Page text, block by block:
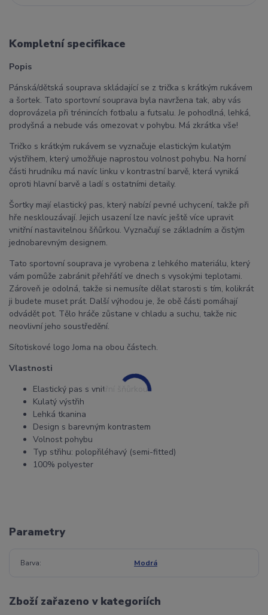
Kompletní specifikace
Popis
Pánská/dětská souprava skládající se z trička s krátkým rukávem
a šortek. Tato sportovní souprava byla navržena tak, aby vás
doprovázela při trénincích fotbalu a futsalu. Je pohodlná, lehká,
prodyšná a nebude vás omezovat v pohybu. Má zkrátka vše!
Tričko s krátkým rukávem se vyznačuje elastickým kulatým
výstřihem, který umožňuje naprostou volnost pohybu. Na horní
části hrudníku má navíc linku v kontrastní barvě, která vyniká
oproti hlavní barvě a ladí s ostatními detaily.
Šortky mají elastický pas, který nabízí pevné uchycení, takže při
hře nesklouzávají. Jejich usazení lze navíc ještě více upravit
vnitřní nastavitelnou šňůrkou. Vyznačují se základním a čistým
jednobarevným designem.
Tato sportovní souprava je vyrobena z lehkého materiálu, který
vám pomůže zabránit přehřátí ve dnech s vysokými teplotami.
Zároveň je odolná, takže si nemusíte dělat starosti s tím, kolikrát
ji budete muset prát. Další výhodou je, že obě části pomáhají
odvádět pot. Tělo hráče zůstane v chladu a suchu, takže nic
neovlivní jeho soustředění.
Sítotiskové logo Joma na obou částech.
Vlastnosti
Elastický pas s vnitřní šňůrkou
Kulatý výstřih
Lehká tkanina
Design s barevným kontrastem
Volnost pohybu
Typ střihu: polopřiléhavý (semi-fitted)
100% polyester
Parametry
Barva Modrá
Zboží zařazeno v kategoriích